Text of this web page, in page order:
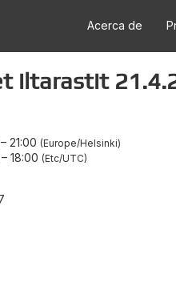
Acerca de
iltarastit
– 21:00 Europe/Helsinki
– 18:00 Etc/UTC